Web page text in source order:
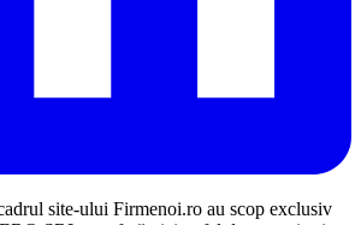
site-ului Firmenoi.ro au scop exclusiv